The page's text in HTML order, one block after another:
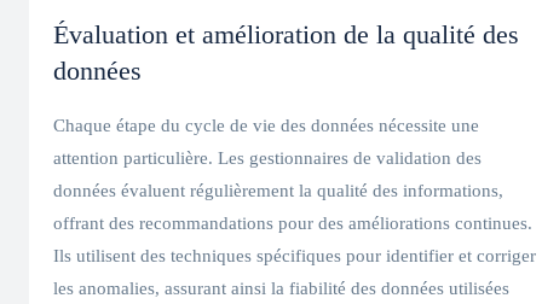
Évaluation et amélioration de la qualité des
données
Chaque étape du cycle de vie des données nécessite une
attention particulière. Les gestionnaires de validation des
données évaluent régulièrement la qualité des informations,
offrant des recommandations pour des améliorations continues.
Ils utilisent des techniques spécifiques pour identifier et corriger
les anomalies, assurant ainsi la fiabilité des données utilisées